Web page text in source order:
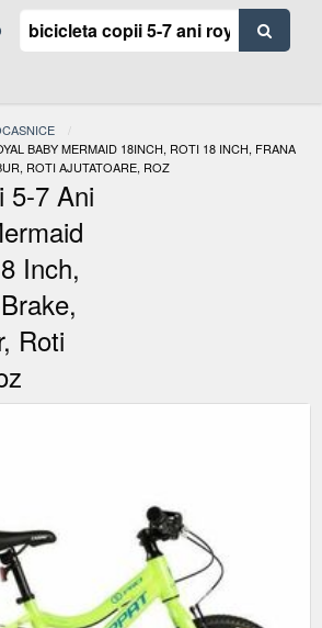
BABY MERMAID 18INCH, ROTI 18 INCH, FRANA
ROTI AJUTATOARE, ROZ
5-7 Ani
Inch,
Roti